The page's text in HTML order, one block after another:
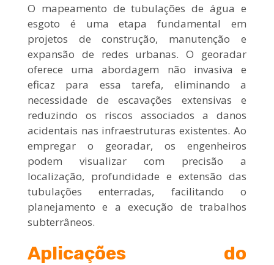
O mapeamento de tubulações de água e
esgoto é uma etapa fundamental em
projetos de construção, manutenção e
expansão de redes urbanas. O georadar
oferece uma abordagem não invasiva e
eficaz para essa tarefa, eliminando a
necessidade de escavações extensivas e
reduzindo os riscos associados a danos
acidentais nas infraestruturas existentes. Ao
empregar o georadar, os engenheiros
podem visualizar com precisão a
localização, profundidade e extensão das
tubulações enterradas, facilitando o
planejamento e a execução de trabalhos
subterrâneos.
Aplicações do